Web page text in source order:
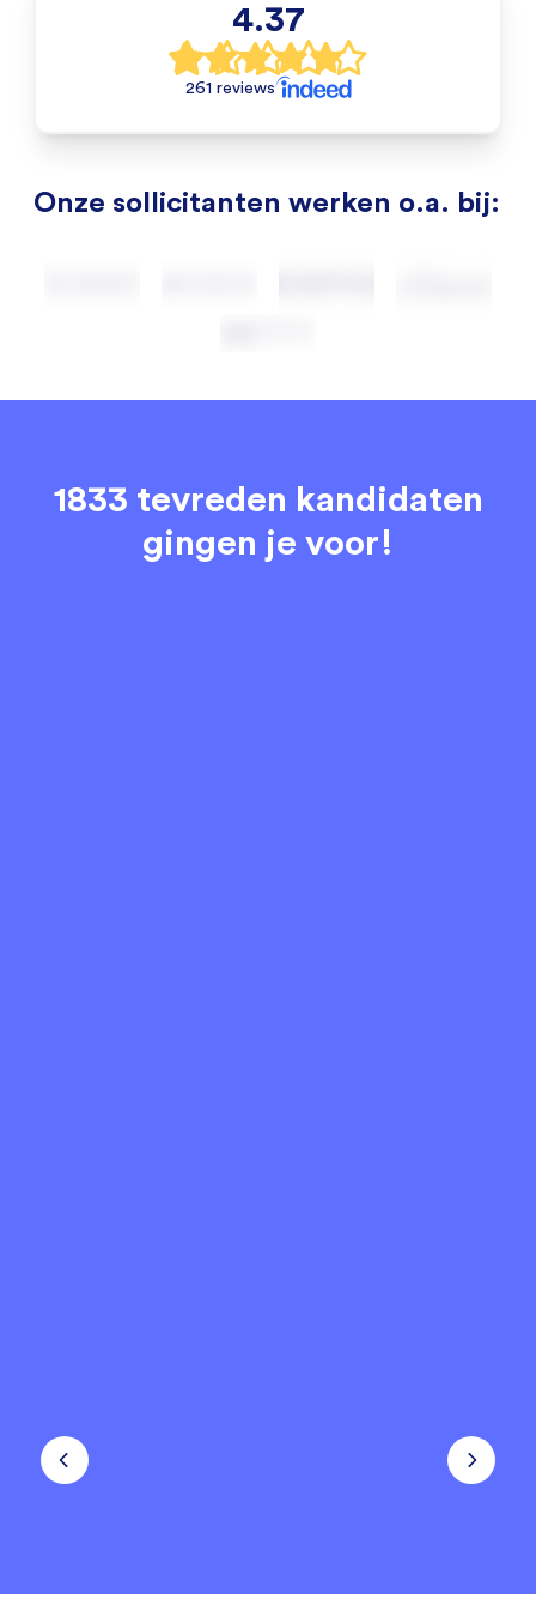
4.37
261 reviews
Onze sollicitanten werken o.a. bij:
1833 tevreden kandidaten
gingen je voor!